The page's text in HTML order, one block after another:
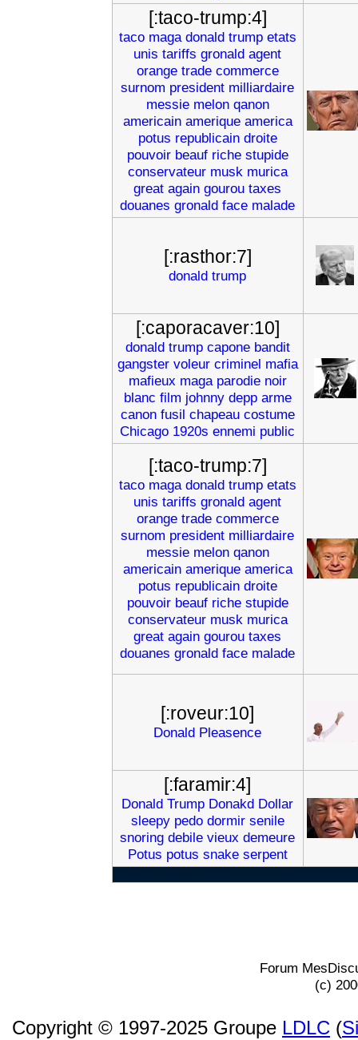
[:taco-trump:4]
taco maga donald trump etats
unis tariffs gronald agent
orange trade commerce
surnom president milliardaire
messie melon qanon
americain amerique america
potus republicain droite
pouvoir beauf riche stupide
conservateur musk murica
great again gourou taxes
douanes gronald face malade
[:rasthor:7]
donald trump
[:caporacaver:10]
donald trump capone bandit
gangster voleur criminel mafia
mafieux maga parodie noir
blanc film johnny depp arme
canon fusil chapeau costume
Chicago 1920s ennemi public
[:taco-trump:7]
taco maga donald trump etats
unis tariffs gronald agent
orange trade commerce
surnom president milliardaire
messie melon qanon
americain amerique america
potus republicain droite
pouvoir beauf riche stupide
conservateur musk murica
great again gourou taxes
douanes gronald face malade
[:roveur:10]
Donald Pleasence
[:faramir:4]
Donald Trump Donakd Dollar
sleepy pedo dormir senile
snoring debile vieux demeure
Potus potus snake serpent
Forum
(c)
Copyright © 1997-2025 Groupe LDLC (